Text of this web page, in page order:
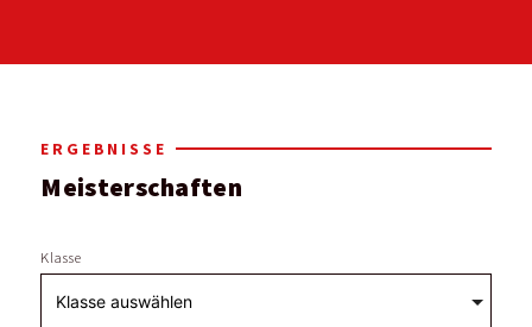
ERGEBNISSE
Meisterschaften
Klasse